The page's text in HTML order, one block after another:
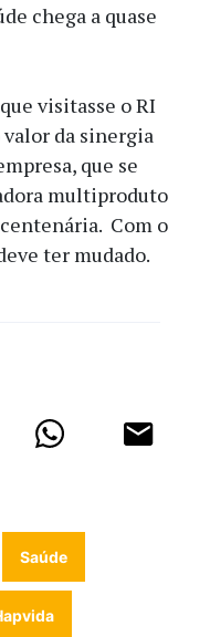
chega a quase
visitasse o RI
valor da sinergia
que se
multiproduto
Com o
ter mudado.
Saúde